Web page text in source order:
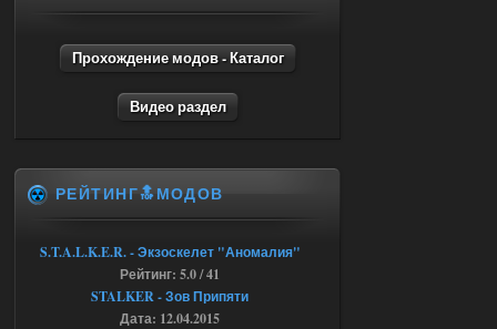
STCoP WP 3.4
это и есть эта версия мода
04.08.2026
Объединенный Пак 2 + OGSR +
STCoP WP 3.4
andreyforest1993
Прохождение модов - Каталог
Видео раздел
РЕЙТИНГ🔝МОДОВ
S.T.A.L.K.E.R. - Экзоскелет "Аномалия"
Рейтинг: 5.0 / 41
STALKER - Зов Припяти
Дата: 12.04.2015